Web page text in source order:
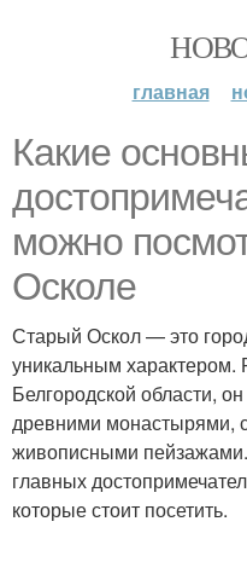
главная
Какие
можно
Осколе
Старый Оскол — это
уникальным
Белгородской области,
древними монастырями,
живописными
главных
которые стоит посетить.